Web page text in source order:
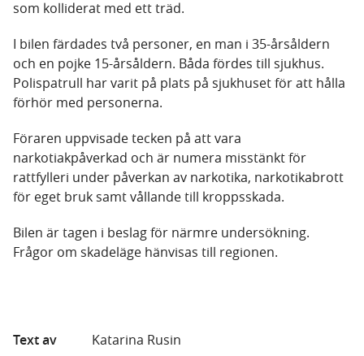
som kolliderat med ett träd.
I bilen färdades två personer, en man i 35-årsåldern
och en pojke 15-årsåldern. Båda fördes till sjukhus.
Polispatrull har varit på plats på sjukhuset för att hålla
förhör med personerna.
Föraren uppvisade tecken på att vara
narkotiakpåverkad och är numera misstänkt för
rattfylleri under påverkan av narkotika, narkotikabrott
för eget bruk samt vållande till kroppsskada.
Bilen är tagen i beslag för närmre undersökning.
Frågor om skadeläge hänvisas till regionen.
Text av
Katarina Rusin